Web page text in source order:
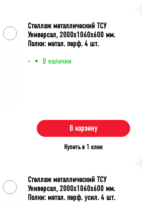
- В наличии
Стеллаж металлический ТСУ
Универсал, 2000x1060x600 мм.
Полки: метал. перф. 4 шт.
В корзину
Купить в 1 клик
Стеллаж металлический ТСУ
Универсал, 2000x1060x600 мм.
Полки: метал. перф. усил. 4 шт.